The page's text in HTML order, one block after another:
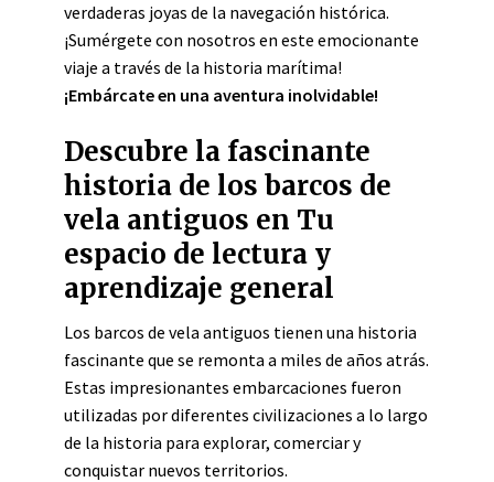
verdaderas joyas de la navegación histórica.
¡Sumérgete con nosotros en este emocionante
viaje a través de la historia marítima!
¡Embárcate en una aventura inolvidable!
Descubre la fascinante
historia de los barcos de
vela antiguos en Tu
espacio de lectura y
aprendizaje general
Los barcos de vela antiguos tienen una historia
fascinante que se remonta a miles de años atrás.
Estas impresionantes embarcaciones fueron
utilizadas por diferentes civilizaciones a lo largo
de la historia para explorar, comerciar y
conquistar nuevos territorios.